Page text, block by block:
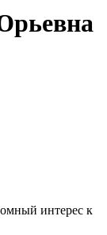
интерес к